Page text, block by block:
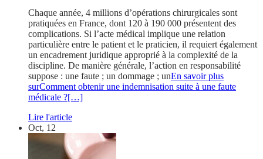
Chaque année, 4 millions d’opérations chirurgicales sont
pratiquées en France, dont 120 à 190 000 présentent des
complications. Si l’acte médical implique une relation
particulière entre le patient et le praticien, il requiert également
un encadrement juridique approprié à la complexité de la
discipline. De manière générale, l’action en responsabilité
suppose : une faute ; un dommage ; unEn savoir plus
surComment obtenir une indemnisation suite à une faute
médicale ?[…]
Lire l'article
Oct, 12